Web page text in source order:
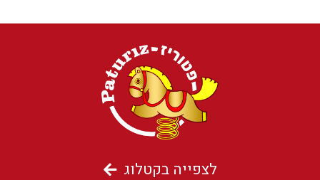
לצפייה בקטלוג